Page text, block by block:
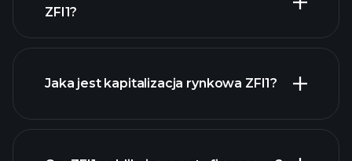
wykresie.
ZFI1?
Jaka jest kapitalizacja rynkowa ZFI1?